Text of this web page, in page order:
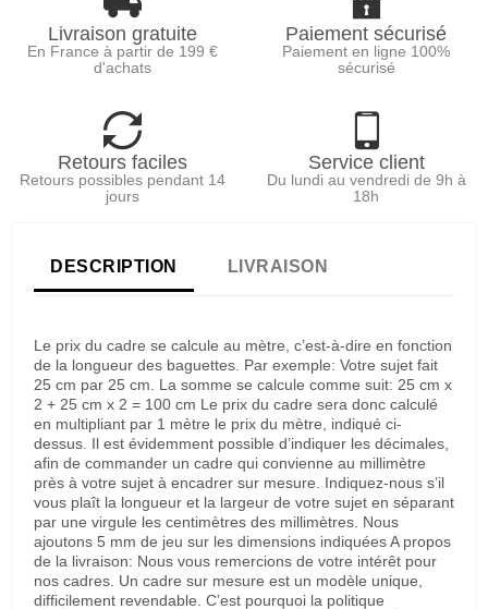
Livraison gratuite
En France à partir de 199 €
d'achats
Paiement sécurisé
Paiement en ligne 100%
sécurisé
Retours faciles
Retours possibles pendant 14
jours
Service client
Du lundi au vendredi de 9h à
18h
DESCRIPTION LIVRAISON
Le prix du cadre se calcule au mètre, c’est-à-dire en fonction
de la longueur des baguettes. Par exemple: Votre sujet fait
25 cm par 25 cm. La somme se calcule comme suit: 25 cm x
2 + 25 cm x 2 = 100 cm Le prix du cadre sera donc calculé
en multipliant par 1 mètre le prix du mètre, indiqué ci-
dessus. Il est évidemment possible d’indiquer les décimales,
afin de commander un cadre qui convienne au millimètre
près à votre sujet à encadrer sur mesure. Indiquez-nous s’il
vous plaît la longueur et la largeur de votre sujet en séparant
par une virgule les centimètres des millimètres. Nous
ajoutons 5 mm de jeu sur les dimensions indiquées A propos
de la livraison: Nous vous remercions de votre intérêt pour
nos cadres. Un cadre sur mesure est un modèle unique,
difficilement revendable. C’est pourquoi la politique